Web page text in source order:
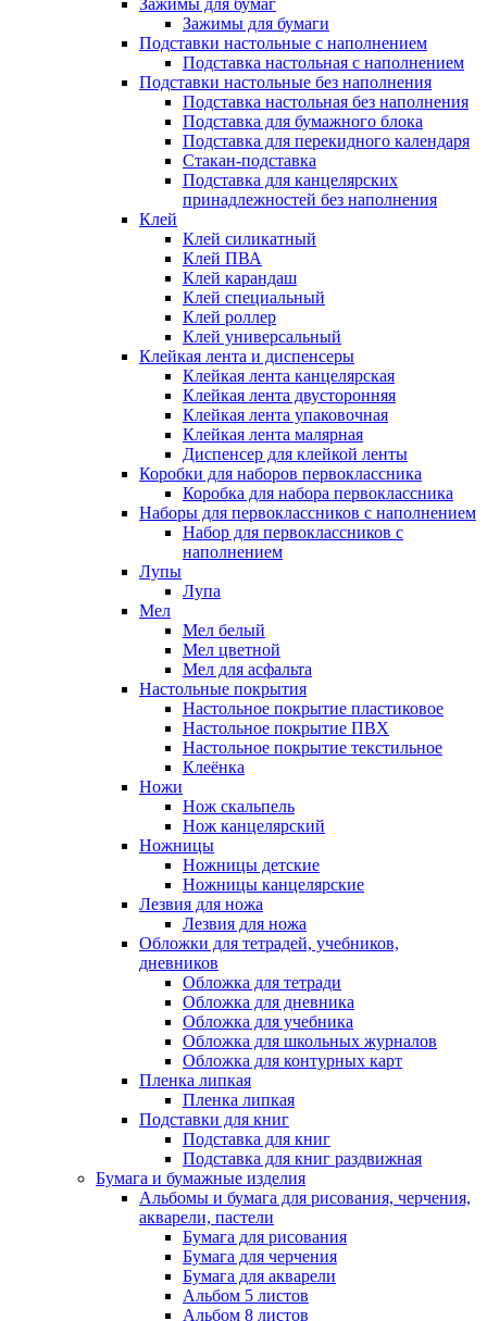
Зажимы для бумаг
Зажимы для бумаги
Подставки настольные с наполнением
Подставка настольная с наполнением
Подставки настольные без наполнения
Подставка настольная без наполнения
Подставка для бумажного блока
Подставка для перекидного календаря
Стакан-подставка
Подставка для канцелярских
принадлежностей без наполнения
Клей
Клей силикатный
Клей ПВА
Клей карандаш
Клей специальный
Клей роллер
Клей универсальный
Клейкая лента и диспенсеры
Клейкая лента канцелярская
Клейкая лента двусторонняя
Клейкая лента упаковочная
Клейкая лента малярная
Диспенсер для клейкой ленты
Коробки для наборов первоклассника
Коробка для набора первоклассника
Наборы для первоклассников с наполнением
Набор для первоклассников с
наполнением
Лупы
Лупа
Мел
Мел белый
Мел цветной
Мел для асфальта
Настольные покрытия
Настольное покрытие пластиковое
Настольное покрытие ПВХ
Настольное покрытие текстильное
Клеёнка
Ножи
Нож скальпель
Нож канцелярский
Ножницы
Ножницы детские
Ножницы канцелярские
Лезвия для ножа
Лезвия для ножа
Обложки для тетрадей, учебников,
дневников
Обложка для тетради
Обложка для дневника
Обложка для учебника
Обложка для школьных журналов
Обложка для контурных карт
Пленка липкая
Пленка липкая
Подставки для книг
Подставка для книг
Подставка для книг раздвижная
Бумага и бумажные изделия
Альбомы и бумага для рисования, черчения,
акварели, пастели
Бумага для рисования
Бумага для черчения
Бумага для акварели
Альбом 5 листов
Альбом 8 листов